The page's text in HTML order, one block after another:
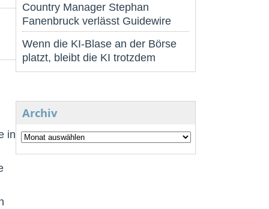
in
Country Manager Stephan
Fanenbruck verlässt Guidewire
Wenn die KI-Blase an der Börse
platzt, bleibt die KI trotzdem
Archiv